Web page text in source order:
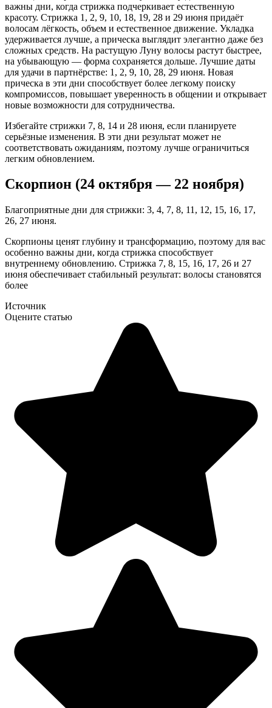
важны дни, когда стрижка подчеркивает естественную
красоту. Стрижка 1, 2, 9, 10, 18, 19, 28 и 29 июня придаёт
волосам лёгкость, объем и естественное движение. Укладка
удерживается лучше, а прическа выглядит элегантно даже без
сложных средств. На растущую Луну волосы растут быстрее,
на убывающую — форма сохраняется дольше. Лучшие даты
для удачи в партнёрстве: 1, 2, 9, 10, 28, 29 июня. Новая
прическа в эти дни способствует более легкому поиску
компромиссов, повышает уверенность в общении и открывает
новые возможности для сотрудничества.
Избегайте стрижки 7, 8, 14 и 28 июня, если планируете
серьёзные изменения. В эти дни результат может не
соответствовать ожиданиям, поэтому лучше ограничиться
легким обновлением.
Скорпион (24 октября — 22 ноября)
Благоприятные дни для стрижки: 3, 4, 7, 8, 11, 12, 15, 16, 17,
26, 27 июня.
Скорпионы ценят глубину и трансформацию, поэтому для вас
особенно важны дни, когда стрижка способствует
внутреннему обновлению. Стрижка 7, 8, 15, 16, 17, 26 и 27
июня обеспечивает стабильный результат: волосы становятся
более
Источник
Оцените статью